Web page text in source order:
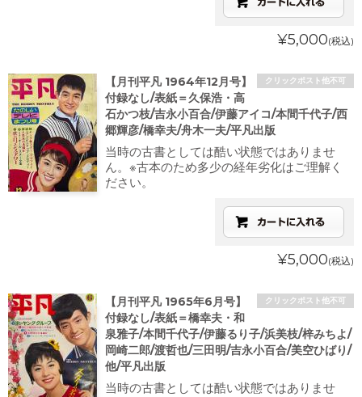
¥5,000(税込)
クリックポスト他不可
【月刊平凡 1964年12月号】
付録なし/表紙＝久保浩・高
石かつ枝/吉永小百合/伊藤アイコ/本間千代子/西
郷輝彦/橋幸夫/舟木一夫/平凡出版
当時の古書としては酷い状態ではありませ
ん。※古本のため多少の経年劣化はご理解く
ださい。
¥5,000(税込)
クリックポスト他不可
【月刊平凡 1965年6月号】
付録なし/表紙＝橋幸夫・和
泉雅子/本間千代子/伊藤るり子/浜美枝/梓みちよ/
岡崎二郎/渡哲也/三田明/吉永小百合/美空ひばり/
他/平凡出版
当時の古書としては酷い状態ではありませ